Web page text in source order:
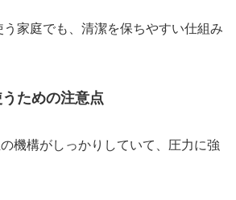
家庭でも、清潔を保ちやすい仕組み
ための注意点
機構がしっかりしていて、圧力に強